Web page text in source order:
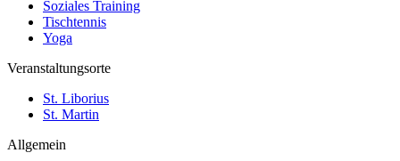
Soziales Training
Tischtennis
Yoga
Veranstaltungsorte
St. Liborius
St. Martin
Allgemein